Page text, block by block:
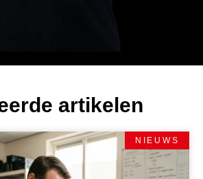
artikelen
NIEUWS